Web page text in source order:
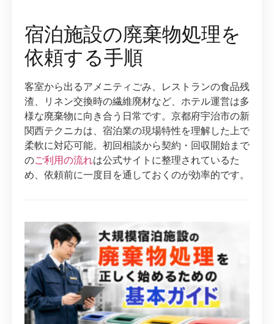
宿泊施設の廃棄物処理を
依頼する手順
客室から出るアメニティごみ、レストランの食品残
渣、リネン交換時の繊維廃材など、ホテル運営は多
様な廃棄物に向き合う日常です。京都府宇治市の新
関西テクニカは、宿泊業の現場特性を理解した上で
柔軟に対応可能。初回相談から契約・回収開始まで
のご利用の流れは公式サイトに整理されているた
め、依頼前に一度目を通しておくのが効率的です。